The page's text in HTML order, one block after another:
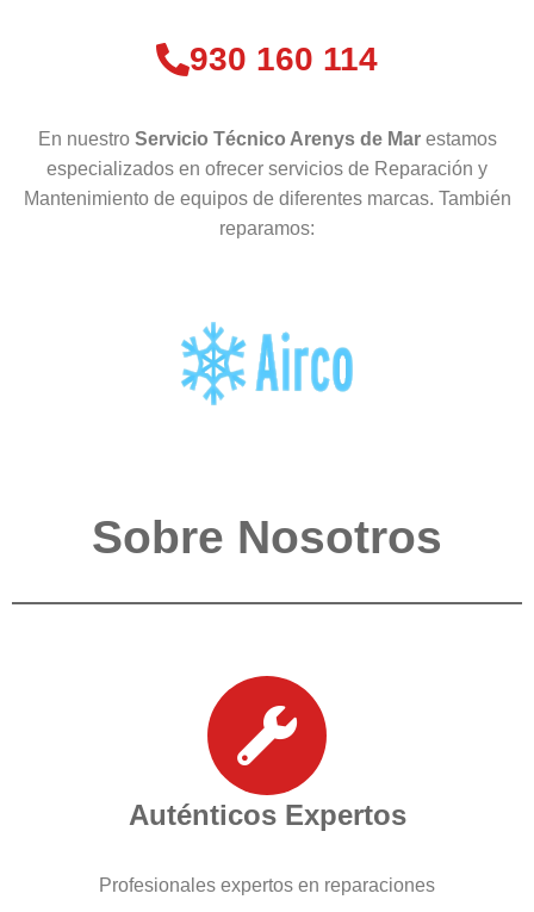
930 160 114
En nuestro Servicio Técnico Arenys de Mar estamos
especializados en ofrecer servicios de Reparación y
Mantenimiento de equipos de diferentes marcas. También
reparamos:
Sobre Nosotros
Auténticos Expertos
Profesionales expertos en reparaciones